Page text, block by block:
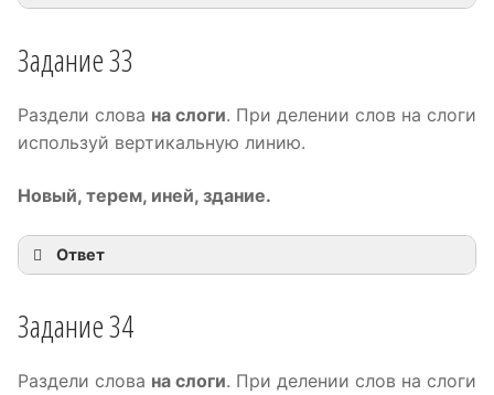
Задание 33
Раздели слова на слоги. При делении слов на слоги
используй вертикальную линию.
Новый, терем, иней, здание.
Ответ
Задание 34
Раздели слова на слоги. При делении слов на слоги